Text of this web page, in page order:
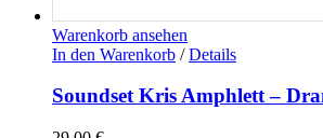
Warenkorb ansehen
In den Warenkorb / Details
Soundset Kris Amphlett –